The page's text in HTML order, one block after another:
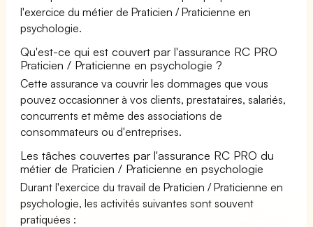
l'exercice du métier de Praticien / Praticienne en
psychologie.
Qu'est-ce qui est couvert par l'assurance RC PRO
Praticien / Praticienne en psychologie ?
Cette assurance va couvrir les dommages que vous
pouvez occasionner à vos clients, prestataires, salariés,
concurrents et même des associations de
consommateurs ou d'entreprises.
Les tâches couvertes par l'assurance RC PRO du
métier de Praticien / Praticienne en psychologie
Durant l'exercice du travail de Praticien / Praticienne en
psychologie, les activités suivantes sont souvent
pratiquées :